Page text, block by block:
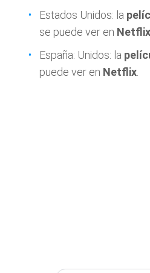
Estados Unidos: la
se puede ver en
España: Unidos: la
puede ver en Netflix